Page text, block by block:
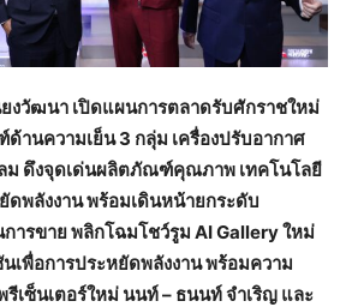
งวัฒนา เปิดแผนการตลาดรับศักราชใหม่
านความเย็น 3 กลุ่ม เครื่องปรับอากาศ
ม ดึงจุดเด่นผลิตภัณฑ์คุณภาพ เทคโนโลยี
ดพลังงาน พร้อมเดินหน้ายกระดับ
ารขาย พลิกโฉมโชว์รูม AI Gallery ใหม่
เพื่อการประหยัดพลังงาน พร้อมความ
รีเซ็นเตอร์ใหม่ นนท์ – ธนนท์ จำเริญ และ